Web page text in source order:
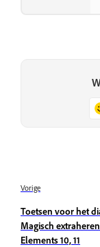
Vorige
Toetsen voor het
Magisch
Elements 10, 11